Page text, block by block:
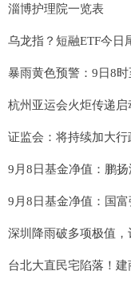
淄博护理院一览表
乌龙指？短融ETF今日
杭州亚运会火炬传递
证监会：将持续加大
深圳降雨破多项极值
台北大直民宅陷落！